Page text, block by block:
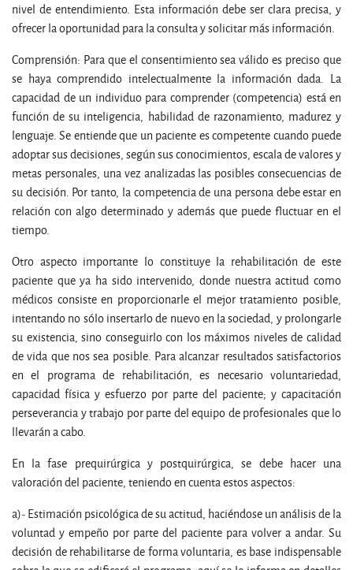
nivel de entendimiento. Esta información debe ser clara precisa, y
ofrecer la oportunidad para la consulta y solicitar más información.
Comprensión: Para que el consentimiento sea válido es preciso que
se haya comprendido intelectualmente la información dada. La
capacidad de un individuo para comprender (competencia) está en
función de su inteligencia, habilidad de razonamiento, madurez y
lenguaje. Se entiende que un paciente es competente cuando puede
adoptar sus decisiones, según sus conocimientos, escala de valores y
metas personales, una vez analizadas las posibles consecuencias de
su decisión. Por tanto, la competencia de una persona debe estar en
relación con algo determinado y además que puede fluctuar en el
tiempo.
Otro aspecto importante lo constituye la rehabilitación de este
paciente que ya ha sido intervenido, donde nuestra actitud como
médicos consiste en proporcionarle el mejor tratamiento posible,
intentando no sólo insertarlo de nuevo en la sociedad, y prolongarle
su existencia, sino conseguirlo con los máximos niveles de calidad
de vida que nos sea posible. Para alcanzar resultados satisfactorios
en el programa de rehabilitación, es necesario voluntariedad,
capacidad física y esfuerzo por parte del paciente; y capacitación
perseverancia y trabajo por parte del equipo de profesionales que lo
llevarán a cabo.
En la fase prequirúrgica y postquirúrgica, se debe hacer una
valoración del paciente, teniendo en cuenta estos aspectos:
a)- Estimación psicológica de su actitud, haciéndose un análisis de la
voluntad y empeño por parte del paciente para volver a andar. Su
decisión de rehabilitarse de forma voluntaria, es base indispensable